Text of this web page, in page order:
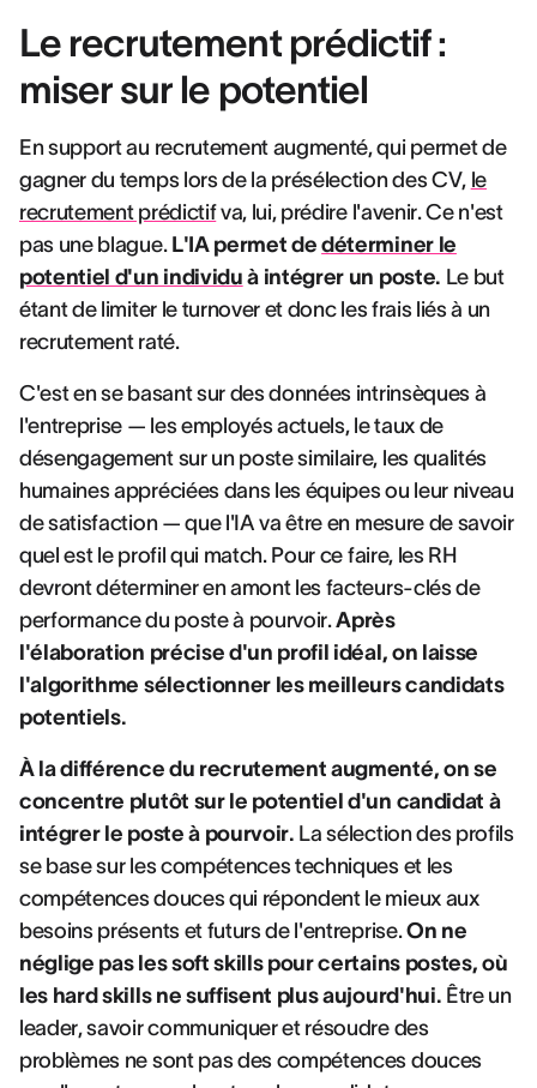
Le recrutement prédictif :
miser sur le potentiel
En support au recrutement augmenté, qui permet de
gagner du temps lors de la présélection des CV, le
recrutement prédictifva, lui, prédire l'avenir. Ce n'est
pas une blague. L'IA permet dedéterminer le
potentiel d'un individu à intégrer un poste. Le but
étant de limiter le turnover et donc les frais liés à un
recrutement raté.
C'est en se basant sur des données intrinsèques à
l'entreprise — les employés actuels, le taux de
désengagement sur un poste similaire, les qualités
humaines appréciées dans les équipes ou leur niveau
de satisfaction — que l'IA va être en mesure de savoir
quel est le profil qui match. Pour ce faire, les RH
devront déterminer en amont les facteurs-clés de
performance du poste à pourvoir.Après
l'élaboration précise d'un profil idéal, on laisse
l'algorithme sélectionner les meilleurs candidats
potentiels.
À la différence du recrutement augmenté, on se
concentre plutôt sur le potentiel d'un candidat à
intégrer le poste à pourvoir. La sélection des profils
se base sur les compétences techniques et les
compétences douces qui répondent le mieux aux
besoins présents et futurs de l'entreprise.On ne
néglige pas les soft skills pour certains postes, où
les hard skills ne suffisent plus aujourd'hui. Être un
leader, savoir communiquer et résoudre des
problèmes ne sont pas des compétences douces